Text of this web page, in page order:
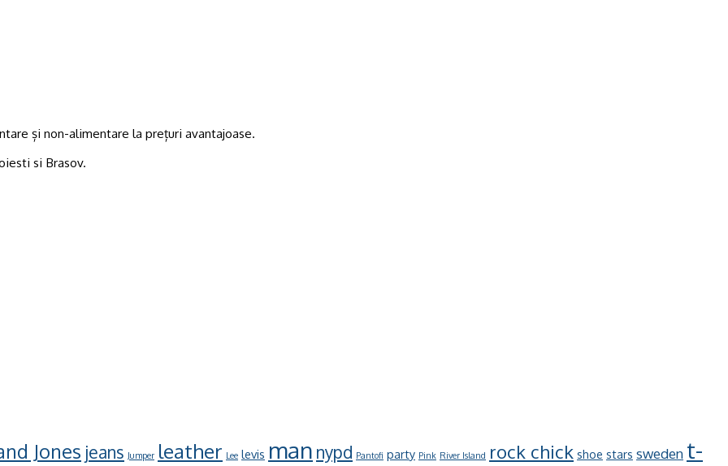
și non-alimentare la prețuri avantajoase.
si Brasov.
Jones jeans Jumper leather Lee levis man nypd Pantofi party Pink River Island rock chick shoe stars sweden t-